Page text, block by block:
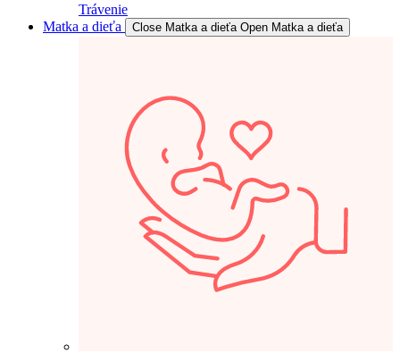
Trávenie
Matka a dieťa
Close Matka a dieťa Open Matka a dieťa